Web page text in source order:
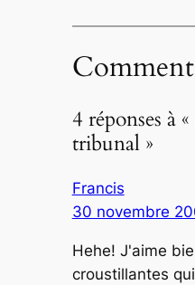
4 réponses à
tribunal »
Francis
30 novembre
Hehe! J'aime
croustillantes